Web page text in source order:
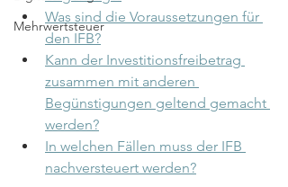
Mehrwertsteuer
Was sind die Voraussetzungen für
den IFB?
Kann der Investitionsfreibetrag
zusammen mit anderen
Begünstigungen geltend gemacht
werden?
In welchen Fällen muss der IFB
nachversteuert werden?